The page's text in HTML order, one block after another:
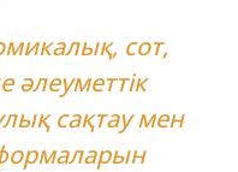
сот,
әлеуметтік
сақтау мен